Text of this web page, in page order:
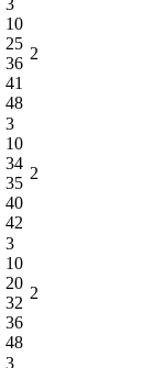
10
25
36
41
48
2
3
10
34
35
40
42
2
3
10
20
32
36
48
2
3